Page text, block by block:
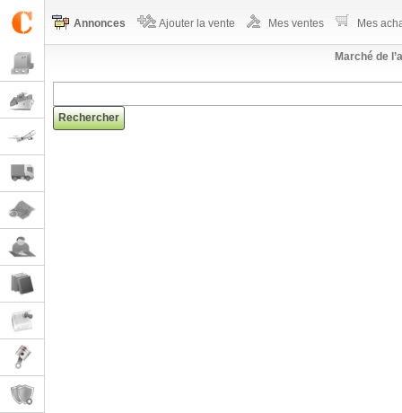
Annonces Ajouter la vente Mes ventes Mes
Marché de